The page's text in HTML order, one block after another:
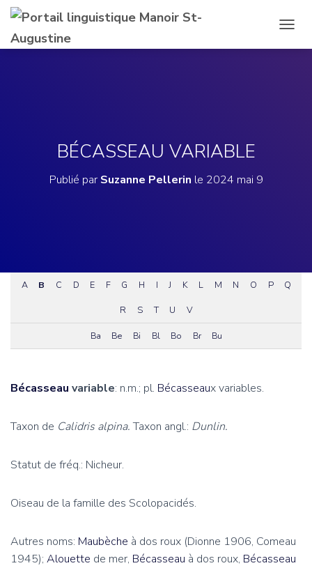
É
N
BÉCASSEAU VARIABLE
Publié par Suzanne Pellerin le 2024 mai 9
A B C D E F G H I J K L M N O P Q
R S T U V
Ba Be Bi Bl Bo Br Bu
Bécasseau variable: n.m.; pl. Bécasseaux variables.
Taxon de Calidris alpina.Taxon angl.: Dunlin.
Statut de fréq.: Nicheur.
Oiseau de la famille des Scolopacidés.
Autres noms: Maubèche à dos roux (Dionne 1906, Comeau
1945); Alouette de mer, Bécasseau à dos roux, Bécasseau